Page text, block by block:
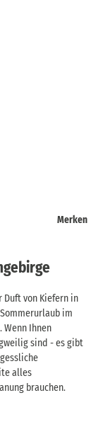
Merken
Duft von Kiefern in
im
Wenn Ihnen
sind - es gibt
alles
brauchen.